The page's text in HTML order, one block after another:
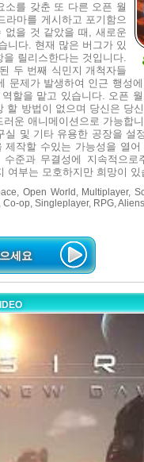
소를 갖춘 또 다른 오픈 월
라마를 게시하고 포기함으
없을 것 같았을 때, 새로운
니다. 현재 많은 버그가 있
릴리스한다는 것입니다.
두 번째 식민지 개척자들
문제가 발생하여 인근 행성
할을 맡고 있습니다. 오픈
방법이 없으며 당신은 당
운 애니메이션으로 가능합
및 기타 유용한 공장을 설
작할 수있는 가능성을 열
준과 무결성에 지속적으로
여부는 모호하지만 희망이 있
Open World, Multiplayer,
op, Singleplayer, RPG,
세요